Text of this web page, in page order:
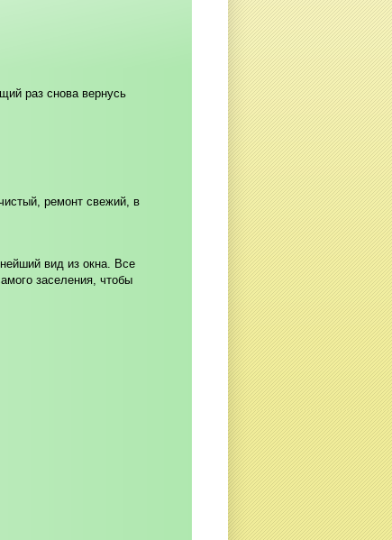
раз снова вернусь
ремонт свежий, в
вид из окна. Все
заселения, чтобы